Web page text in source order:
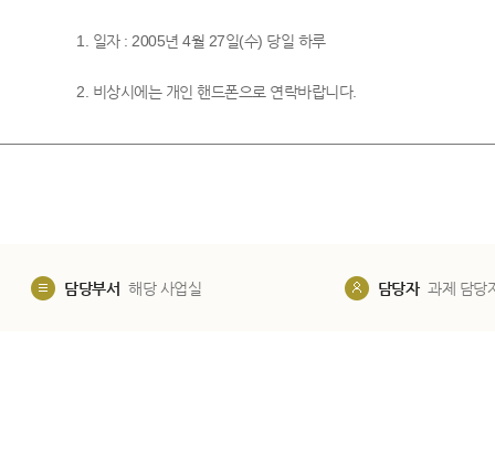
1. 일자 : 2005년 4월 27일(수) 당일 하루
2. 비상시에는 개인 핸드폰으로 연락바랍니다.
담당부서 해당 사업실 담당자 과제 담당